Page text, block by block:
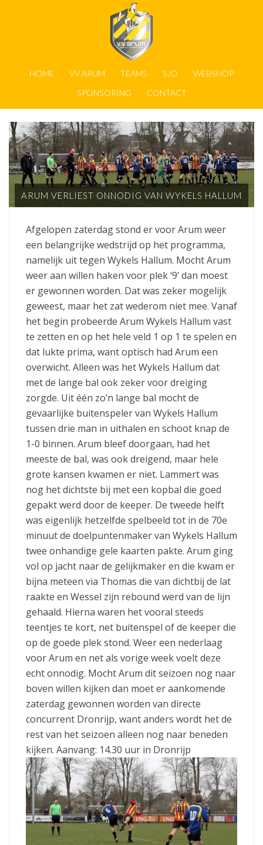
HOME VV ARUM TEAMS SJO
WEBSHOP
SPONSORING
CONTACT
ARUM VERLIEST ONNODIG VAN WYKELS HALLUM
Afgelopen zaterdag stond er voor Arum weer
een belangrijke wedstrijd op het programma,
namelijk uit tegen Wykels Hallum. Mocht Arum
weer aan willen haken voor plek ‘9’ dan moest
er gewonnen worden. Dat was zeker mogelijk
geweest, maar het zat wederom niet mee. Vanaf
het begin probeerde Arum Wykels Hallum vast
te zetten en op het hele veld 1 op 1 te spelen en
dat lukte prima, want optisch had Arum een
overwicht. Alleen was het Wykels Hallum dat
met de lange bal ook zeker voor dreiging
zorgde. Uit één zo’n lange bal mocht de
gevaarlijke buitenspeler van Wykels Hallum
tussen drie man in uithalen en schoot knap de
1-0 binnen. Arum bleef doorgaan, had het
meeste de bal, was ook dreigend, maar hele
grote kansen kwamen er niet. Lammert was
nog het dichtste bij met een kopbal die goed
gepakt werd door de keeper. De tweede helft
was eigenlijk hetzelfde spelbeeld tot in de 70e
minuut de doelpuntenmaker van Wykels Hallum
twee onhandige gele kaarten pakte. Arum ging
vol op jacht naar de gelijkmaker en die kwam er
bijna meteen via Thomas die van dichtbij de lat
raakte en Wessel zijn rebound werd van de lijn
gehaald. Hierna waren het vooral steeds
teentjes te kort, net buitenspel of de keeper die
op de goede plek stond. Weer een nederlaag
voor Arum en net als vorige week voelt deze
echt onnodig. Mocht Arum dit seizoen nog naar
boven willen kijken dan moet er aankomende
zaterdag gewonnen worden van directe
concurrent Dronrijp, want anders wordt het de
rest van het seizoen alleen nog naar beneden
kijken. Aanvang: 14.30 uur in Dronrijp